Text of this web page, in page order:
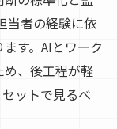
当者の経験に依
す。AIとワーク
、後工程が軽
ットで見るべ